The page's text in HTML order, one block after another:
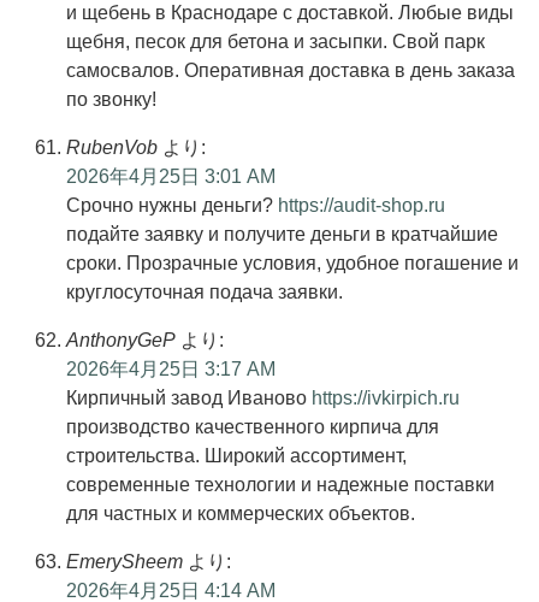
и щебень в Краснодаре с доставкой. Любые виды
щебня, песок для бетона и засыпки. Свой парк
самосвалов. Оперативная доставка в день заказа
по звонку!
RubenVob より:
2026年4月25日 3:01 AM
Срочно нужны деньги? https://audit-shop.ru
подайте заявку и получите деньги в кратчайшие
сроки. Прозрачные условия, удобное погашение и
круглосуточная подача заявки.
AnthonyGeP より:
2026年4月25日 3:17 AM
Кирпичный завод Иваново https://ivkirpich.ru
производство качественного кирпича для
строительства. Широкий ассортимент,
современные технологии и надежные поставки
для частных и коммерческих объектов.
EmerySheem より:
2026年4月25日 4:14 AM